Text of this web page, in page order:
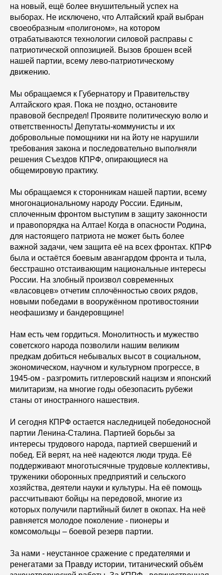
на новый, ещё более внушительный успех на
выборах. Не исключено, что Алтайский край выбран
своеобразным «полигоном», на котором
отрабатываются технологии силовой расправы с
патриотической оппозицией. Вызов брошен всей
нашей партии, всему лево-патриотическому
движению.
Мы обращаемся к Губернатору и Правительству
Алтайского края. Пока не поздно, остановите
правовой беспредел! Проявите политическую волю и
ответственность! Депутаты-коммунисты и их
добровольные помощники ни на йоту не нарушили
требования закона и последовательно выполняли
решения Съездов КПРФ, опирающиеся на
общемировую практику.
Мы обращаемся к сторонникам нашей партии, всему
многонациональному народу России. Единым,
сплоченным фронтом выступим в защиту законности
и правопорядка на Алтае! Когда в опасности Родина,
для настоящего патриота не может быть более
важной задачи, чем защита её на всех фронтах. КПРФ
была и остаётся боевым авангардом фронта и тыла,
бесстрашно отстаивающим национальные интересы
России. На злобный произвол современных
«власовцев» отчетим сплочённостью своих рядов,
новыми победами в вооружённом противостоянии
неофашизму и бандеровщине!
Нам есть чем гордиться. Монолитность и мужество
советского народа позволили нашим великим
предкам добиться небывалых высот в социальном,
экономическом, научном и культурном прогрессе, в
1945-ом - разгромить гитлеровский нацизм и японский
милитаризм, на многие годы обезопасить рубежи
станы от иностранного нашествия.
И сегодня КПРФ остается наследницей победоносной
партии Ленина-Сталина. Партией борьбы за
интересы трудового народа, партией свершений и
побед. Ей верят, на неё надеются люди труда. Её
поддерживают многотысячные трудовые коллективы,
труженики оборонных предприятий и сельского
хозяйства, деятели науки и культуры. На её помощь
рассчитывают бойцы на передовой, многие из
которых получили партийный билет в окопах. На неё
равняется молодое поколение - пионеры и
комсомольцы – боевой резерв партии.
За нами - неустанное сражение с предателями и
ренегатами за Правду истории, титанический объём